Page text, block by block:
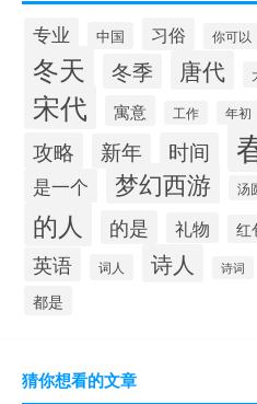
专业 中国 习俗 你可以
冬天 冬季 唐代
宋代 寓意 工作 年初
攻略 新年 时间
是一个 梦幻西游 汤
的人 的是 礼物 红
英语 词人 诗人 诗词
都是
猜你想看的文章